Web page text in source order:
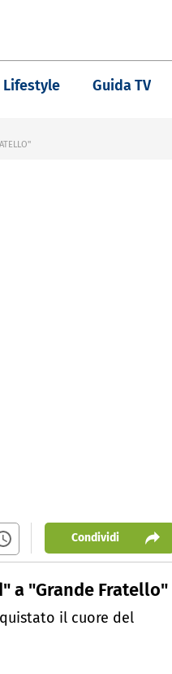
Lifestyle Guida TV
Condividi
a "Grande Fratello"
il cuore del